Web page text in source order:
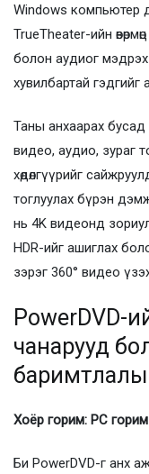
Windows компьютер
TrueTheater-ийн
болон аудиог мэдрэх
хувилбартай гэдгийг
Таны анхаарах
видео, аудио, зураг
хөдөлгүүрийг
тоглуулах бүрэн
нь 4K видеонд
HDR-ийг ашиглах
зэрэг 360° видео
PowerDVD-
чанарууд
Хоёр горим: PC
Би PowerDVD-г анх